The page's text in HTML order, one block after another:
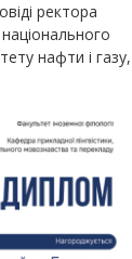
ректора
нафти і газу,